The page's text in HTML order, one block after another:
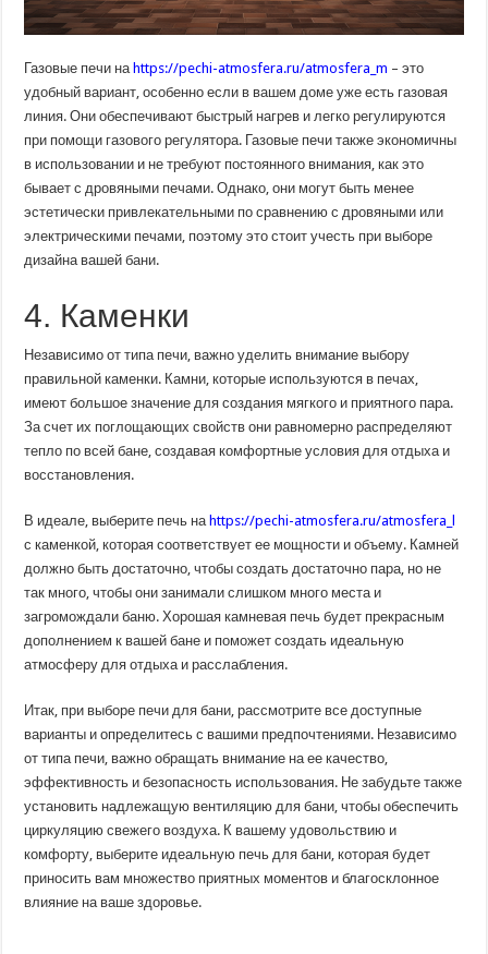
Газовые печи на https://pechi-atmosfera.ru/atmosfera_m – это
удобный вариант, особенно если в вашем доме уже есть газовая
линия. Они обеспечивают быстрый нагрев и легко регулируются
при помощи газового регулятора. Газовые печи также экономичны
в использовании и не требуют постоянного внимания, как это
бывает с дровяными печами. Однако, они могут быть менее
эстетически привлекательными по сравнению с дровяными или
электрическими печами, поэтому это стоит учесть при выборе
дизайна вашей бани.
4. Каменки
Независимо от типа печи, важно уделить внимание выбору
правильной каменки. Камни, которые используются в печах,
имеют большое значение для создания мягкого и приятного пара.
За счет их поглощающих свойств они равномерно распределяют
тепло по всей бане, создавая комфортные условия для отдыха и
восстановления.
В идеале, выберите печь на https://pechi-atmosfera.ru/atmosfera_l
с каменкой, которая соответствует ее мощности и объему. Камней
должно быть достаточно, чтобы создать достаточно пара, но не
так много, чтобы они занимали слишком много места и
загромождали баню. Хорошая камневая печь будет прекрасным
дополнением к вашей бане и поможет создать идеальную
атмосферу для отдыха и расслабления.
Итак, при выборе печи для бани, рассмотрите все доступные
варианты и определитесь с вашими предпочтениями. Независимо
от типа печи, важно обращать внимание на ее качество,
эффективность и безопасность использования. Не забудьте также
установить надлежащую вентиляцию для бани, чтобы обеспечить
циркуляцию свежего воздуха. К вашему удовольствию и
комфорту, выберите идеальную печь для бани, которая будет
приносить вам множество приятных моментов и благосклонное
влияние на ваше здоровье.